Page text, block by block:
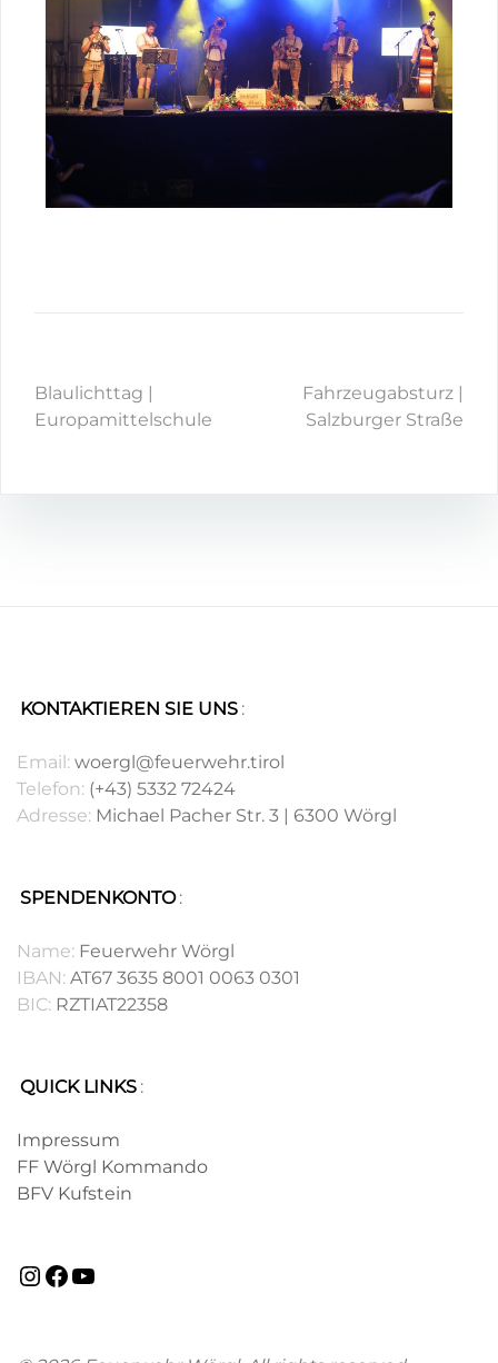
Blaulichttag |
Europamittelschule
Fahrzeugabsturz |
Salzburger Straße
KONTAKTIEREN SIE UNS :
Email: woergl@feuerwehr.tirol
Telefon: (+43) 5332 72424
Adresse: Michael Pacher Str. 3 | 6300 Wörgl
SPENDENKONTO :
Name: Feuerwehr Wörgl
IBAN: AT67 3635 8001 0063 0301
BIC: RZTIAT22358
QUICK LINKS :
Impressum
FF Wörgl Kommando
BFV Kufstein